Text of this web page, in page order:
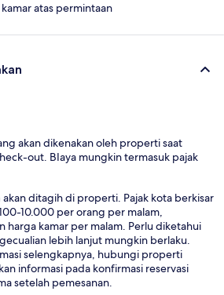
atas permintaan
akan dikenakan oleh properti saat
out. BIaya mungkin termasuk pajak
akan ditagih di properti. Pajak kota berkisar
10.000 per orang per malam,
harga kamar per malam. Perlu diketahui
lebih lanjut mungkin berlaku.
selengkapnya, hubungi properti
informasi pada konfirmasi reservasi
setelah pemesanan.